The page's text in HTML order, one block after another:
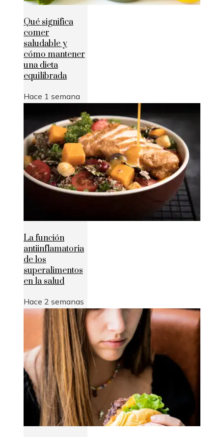
Qué significa
comer
saludable y
cómo mantener
una dieta
equilibrada
Hace 1 semana
La función
antiinflamatoria
de los
superalimentos
en la salud
Hace 2 semanas